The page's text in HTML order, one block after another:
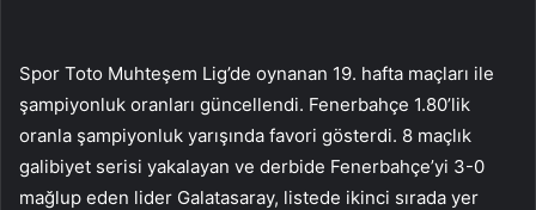
Spor Toto Muhteşem Lig’de oynanan 19. hafta maçları ile
şampiyonluk oranları güncellendi. Fenerbahçe 1.80’lik
oranla şampiyonluk yarışında favori gösterdi. 8 maçlık
galibiyet serisi yakalayan ve derbide Fenerbahçe’yi 3-0
mağlup eden lider Galatasaray, listede ikinci sırada yer